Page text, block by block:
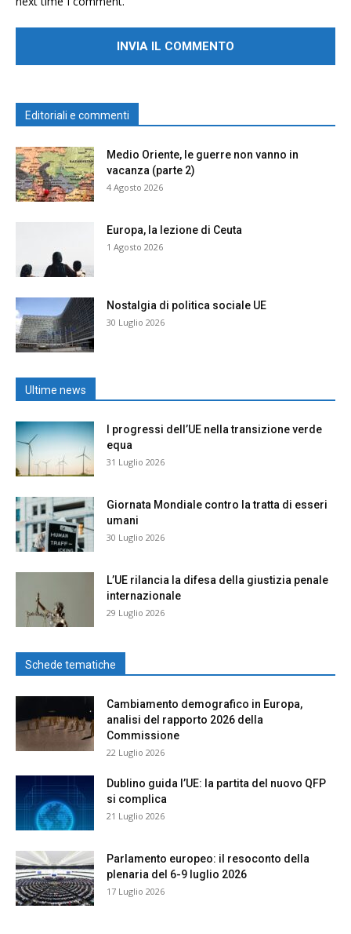
Editoriali e commenti
Medio Oriente, le guerre non vanno in
vacanza (parte 2)
4 Agosto 2026
Europa, la lezione di Ceuta
1 Agosto 2026
Nostalgia di politica sociale UE
30 Luglio 2026
Ultime news
I progressi dell’UE nella transizione verde
equa
31 Luglio 2026
Giornata Mondiale contro la tratta di esseri
umani
30 Luglio 2026
L’UE rilancia la difesa della giustizia penale
internazionale
29 Luglio 2026
Schede tematiche
Cambiamento demografico in Europa,
analisi del rapporto 2026 della
Commissione
22 Luglio 2026
Dublino guida l’UE: la partita del nuovo QFP
si complica
21 Luglio 2026
Parlamento europeo: il resoconto della
plenaria del 6-9 luglio 2026
17 Luglio 2026